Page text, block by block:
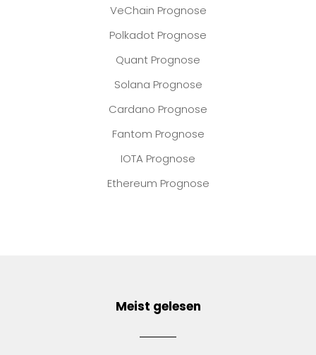
VeChain Prognose
Polkadot Prognose
Quant Prognose
Solana Prognose
Cardano Prognose
Fantom Prognose
IOTA Prognose
Ethereum Prognose
Meist gelesen